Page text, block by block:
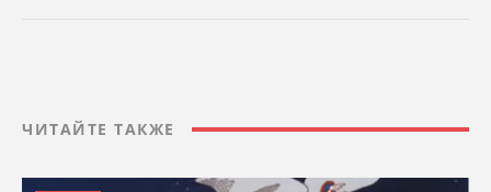
ЧИТАЙТЕ ТАКЖЕ